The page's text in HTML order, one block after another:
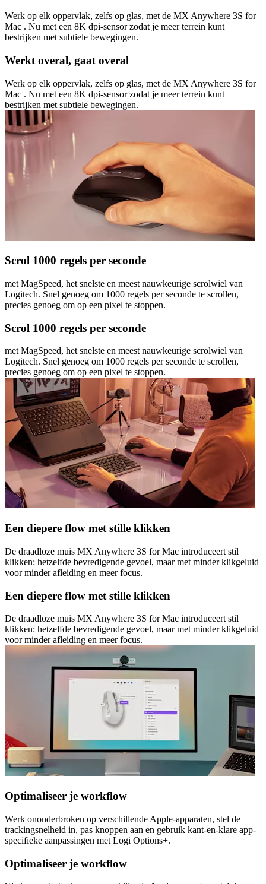
Werk op elk oppervlak, zelfs op glas, met de MX Anywhere 3S for
Mac . Nu met een 8K dpi-sensor zodat je meer terrein kunt
bestrijken met subtiele bewegingen.
Werkt overal, gaat overal
Werk op elk oppervlak, zelfs op glas, met de MX Anywhere 3S for
Mac . Nu met een 8K dpi-sensor zodat je meer terrein kunt
bestrijken met subtiele bewegingen.
Scrol 1000 regels per seconde
met MagSpeed, het snelste en meest nauwkeurige scrolwiel van
Logitech. Snel genoeg om 1000 regels per seconde te scrollen,
precies genoeg om op een pixel te stoppen.
Scrol 1000 regels per seconde
met MagSpeed, het snelste en meest nauwkeurige scrolwiel van
Logitech. Snel genoeg om 1000 regels per seconde te scrollen,
precies genoeg om op een pixel te stoppen.
Een diepere flow met stille klikken
De draadloze muis MX Anywhere 3S for Mac introduceert stil
klikken: hetzelfde bevredigende gevoel, maar met minder klikgeluid
voor minder afleiding en meer focus.
Een diepere flow met stille klikken
De draadloze muis MX Anywhere 3S for Mac introduceert stil
klikken: hetzelfde bevredigende gevoel, maar met minder klikgeluid
voor minder afleiding en meer focus.
Optimaliseer je workflow
Werk ononderbroken op verschillende Apple-apparaten, stel de
trackingsnelheid in, pas knoppen aan en gebruik kant-en-klare app-
specifieke aanpassingen met Logi Options+.
Optimaliseer je workflow